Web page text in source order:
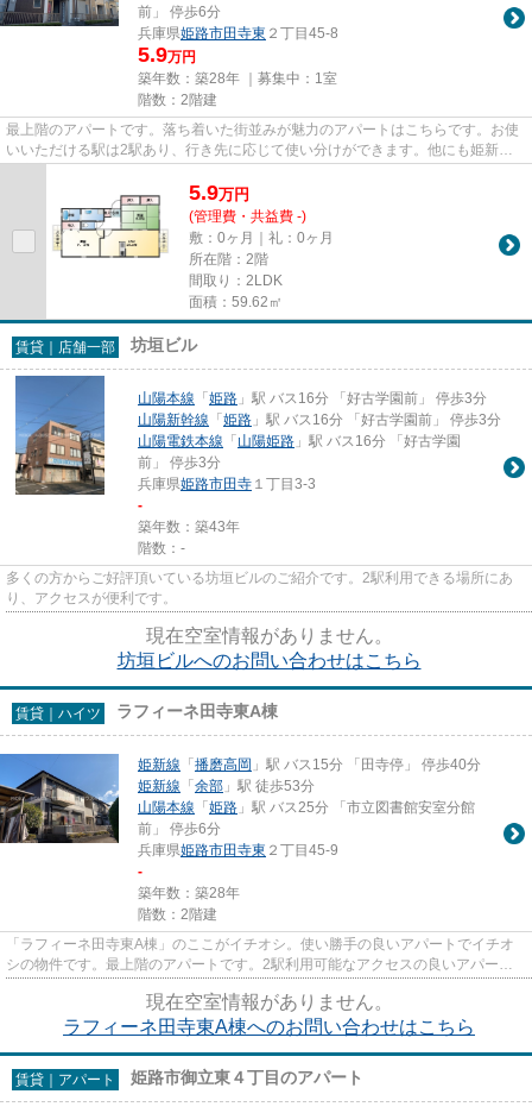
前」 停歩6分
兵庫県姫路市田寺東 ２丁目45-8
5.9万円
築年数：築28年 ｜募集中： 1室
階数：2階建
最上階のアパートです。落ち着いた街並みが魅力のアパートはこちらです。お使
いいただける駅は2駅あり、行き先に応じて使い分けができます。他にも姫新線
播磨高岡近くの物件をご覧にな...
5.9万円
(管理費・共益費 -)
敷：0ヶ月｜礼：0ヶ月
所在階：2階
間取り：2LDK
面積：59.62㎡
賃貸｜店舗一部 坊垣ビル
山陽本線 「姫路 」駅 バス16分 「好古学園前」 停歩3分
山陽新幹線 「姫路 」駅 バス16分 「好古学園前」 停歩3分
山陽電鉄本線 「山陽姫路 」駅 バス16分 「好古学園
前」 停歩3分
兵庫県姫路市田寺 １丁目3-3
-
築年数：築43年
階数：-
多くの方からご好評頂いている坊垣ビルのご紹介です。2駅利用できる場所にあ
り、アクセスが便利です。
現在空室情報がありません。
坊垣ビルへのお問い合わせはこちら
賃貸｜ハイツ ラフィーネ田寺東A棟
姫新線 「播磨高岡 」駅 バス15分 「田寺停」 停歩40分
姫新線 「余部 」駅 徒歩53分
山陽本線 「姫路 」駅 バス25分 「市立図書館安室分館
前」 停歩6分
兵庫県姫路市田寺東 ２丁目45-9
-
築年数：築28年
階数：2階建
「ラフィーネ田寺東A棟」のここがイチオシ。使い勝手の良いアパートでイチオ
シの物件です。最上階のアパートです。2駅利用可能なアクセスの良いアパート
です。お客様の多種多様なニー...
現在空室情報がありません。
ラフィーネ田寺東A棟へのお問い合わせはこちら
賃貸｜アパート 姫路市御立東４丁目のアパート